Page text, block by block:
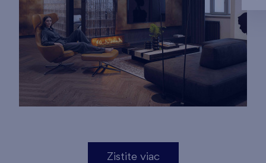
Zistite viac